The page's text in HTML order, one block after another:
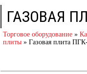
ГАЗОВАЯ
Торговое оборудование »
плиты » Газовая плита